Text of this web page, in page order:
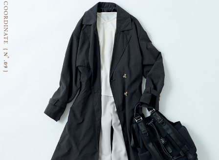
COORDINATE
{ Nﾟ.09 }